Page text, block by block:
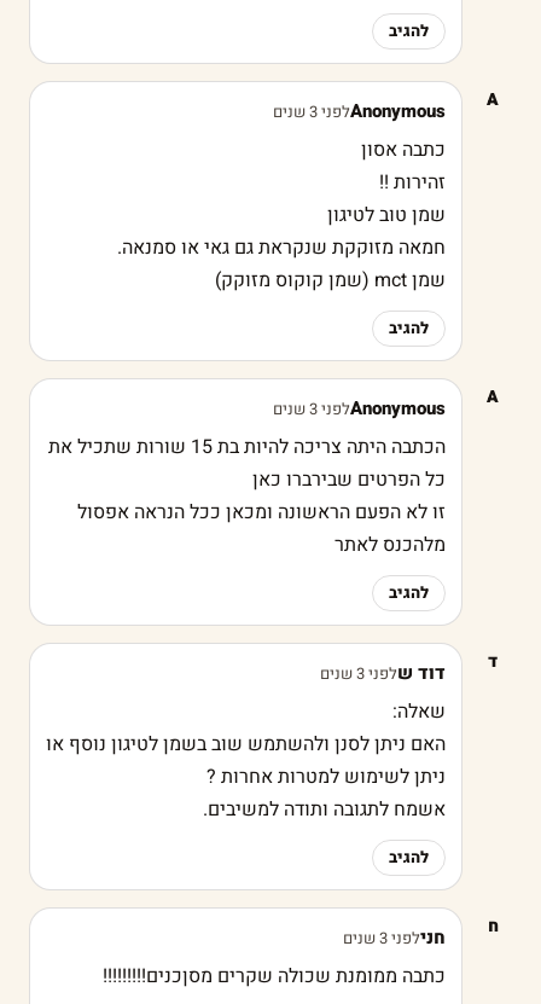
להגיב
A
Anonymousלפני 3 שנים
כתבה אסון
זהירות !!
שמן טוב לטיגון
חמאה מזוקקת שנקראת גם גאי או סמנאה.
שמן mct (שמן קוקוס מזוקק)
להגיב
A
Anonymousלפני 3 שנים
הכתבה היתה צריכה להיות בת 15 שורות שתכיל את
כל הפרטים שבירברו כאן
זו לא הפעם הראשונה ומכאן ככל הנראה אפסול
מלהכנס לאתר
להגיב
ד דוד שלפני 3 שנים
שאלה:
האם ניתן לסנן ולהשתמש שוב בשמן לטיגון נוסף או
ניתן לשימוש למטרות אחרות ?
אשמח לתגובה ותודה למשיבים.
להגיב
ח חנילפני 3 שנים
כתבה ממומנת שכולה שקרים מסןכנים!!!!!!!!!